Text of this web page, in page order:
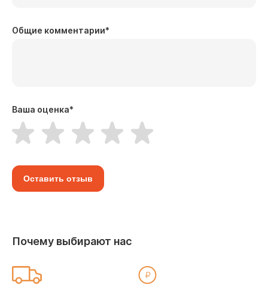
Общие комментарии*
Ваша оценка*
Оставить отзыв
Почему выбирают нас